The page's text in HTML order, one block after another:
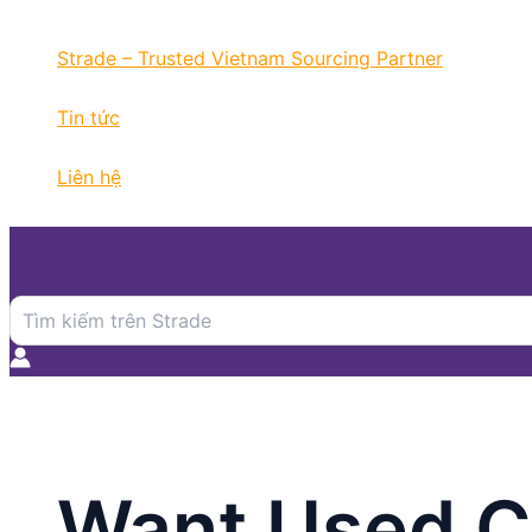
Strade – Trusted Vietnam Sourcing Partner
Tin tức
Liên hệ
Search
for: